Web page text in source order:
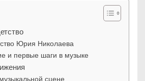
Юрия Николаева
и первые шаги в музыке
сцене